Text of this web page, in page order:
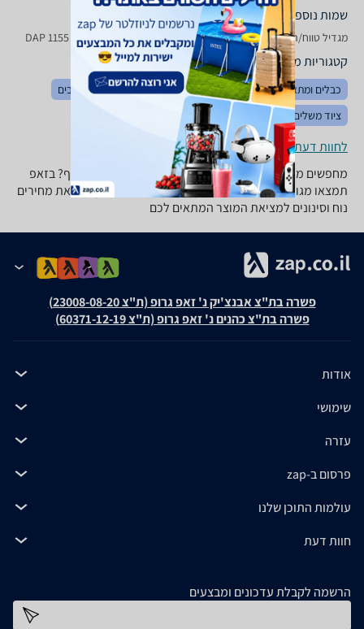
שמות נוספים לדגם
‏מגדיל טווח/רפיטר DAP 1155 D - Link, DAP1155 D-Link , D-Link DAP1155
קטגוריות משלימות
כבלים ומתאמים מודמים מודמים סלולריים
ראוטרים / נתבים
ציוד משלים לתקשורת
לחוות דעת ופרטי החנויות
מחפשים מגדיל טווח לאינטרנט? צריכים קליטת wifi במרתף? בזאפ
תמצאו מגוון של מגדילי טווח ונקודות גישה, עם מנגנון השוואת מחירים
נוח וסינונים למציאת המוצר המתאים לכם
פשרה בת"צ אבנצ'יק נ' זאפ גרופ (ת"צ 23008-08-20)
פשרה בת"צ כהנים נ' זאפ גרופ (ת"צ 60371-12-19)
אודות
שימושי
עזרה
פרסום ב-zap
עולמות התוכן שלנו
חוות דעת
הרשמה לקבלת עדכונים ומבצעים